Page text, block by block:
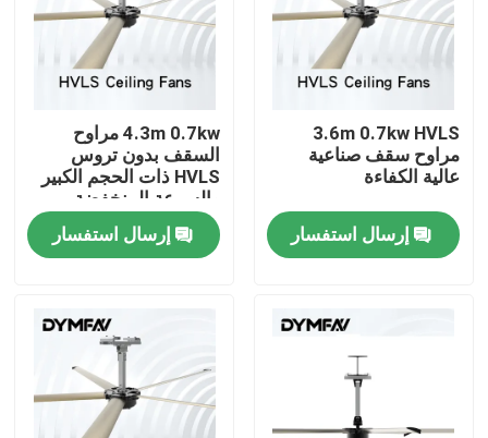
جولة في المعمل
مراقبة الجودة
اتصل بنا
اطلب اقتباس
مراوح HVLS التجارية
3.6m 0.7kw HVLS
مراوح سقف صناعية
عالية الكفاءة
إرسال استفسار
4.3m 0.7kw مراوح
السقف بدون تروس
HVLS ذات الحجم الكبير
والسرعة المنخفضة
السكنية
إرسال استفسار